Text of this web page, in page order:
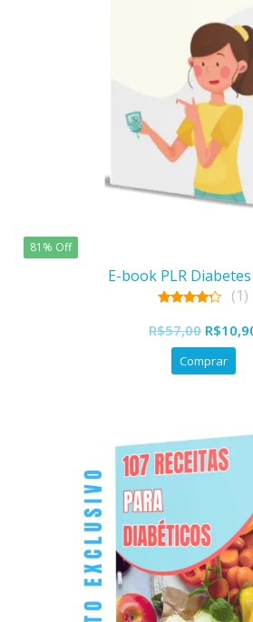
81% Off
E-book PLR
out of 5
(1)
R$57,00 O
preço
original
R$
Comprar